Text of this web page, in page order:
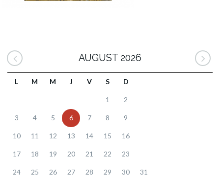
AUGUST 2026
L M M J V S D
1 2
3 4 5 6 7 8 9
10 11 12 13 14 15 16
17 18 19 20 21 22 23
24 25 26 27 28 29 30 31